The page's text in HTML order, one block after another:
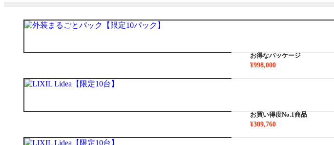
お得なパッケージ
¥998,000
お買い得度No.1商品
¥309,760